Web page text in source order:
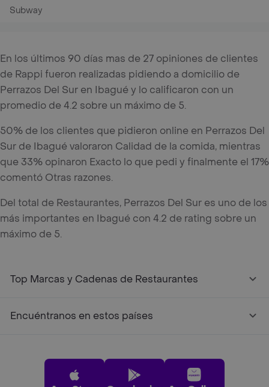
Subway
En los últimos 90 días mas de 27 opiniones de clientes
de Rappi fueron realizadas pidiendo a domicilio de
Perrazos Del Sur en Ibagué y lo calificaron con un
promedio de 4.2 sobre un máximo de 5.
50% de los clientes que pidieron online en Perrazos Del
Sur de Ibagué valoraron Calidad de la comida, mientras
que 33% opinaron Exacto lo que pedi y finalmente el 17%
comentó Otras razones.
Del total de Restaurantes, Perrazos Del Sur es uno de los
más importantes en Ibagué con 4.2 de rating sobre un
máximo de 5.
Top Marcas y Cadenas de Restaurantes
Encuéntranos en estos países